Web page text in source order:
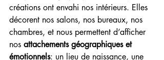
créations ont envahi nos intérieurs. Elles
décorent nos salons, nos bureaux, nos
chambres, et nous permettent d’afficher
nos attachements géographiques et
émotionnels: un lieu de naissance, une